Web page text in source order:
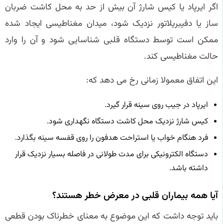
اگر ایرپاد یا کیس شارژ آن بیش از حد به محل کاشت ضربان
ساز یا دفیبریلاتور نزدیک شود، میدان مغناطیسی ایجاد شده
ممکن است توسط دستگاه قلبی شناسایی شود و آن را وارد
حالت مغناطیسی کند.
این اتفاق معمولا زمانی رخ می دهد که:
ایرپاد در جیب روی سینه قرار گیرد.
کیس شارژ نزدیک محل کاشت دستگاه نگهداری شود.
فرد هنگام خواب یا استراحت هدفون را روی قفسه سینه بگذارد.
دستگاه الکترونیکی برای مدت طولانی در فاصله بسیار نزدیک قرار
داشته باشد.
آیا همه بیماران قلبی در معرض خطر هستند؟
باید توجه داشت که این موضوع به معنای خطرناک بودن قطعی